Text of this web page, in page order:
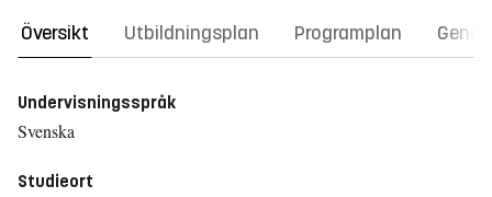
Översikt Utbildningsplan Programplan
Undervisningsspråk
Svenska
Studieort